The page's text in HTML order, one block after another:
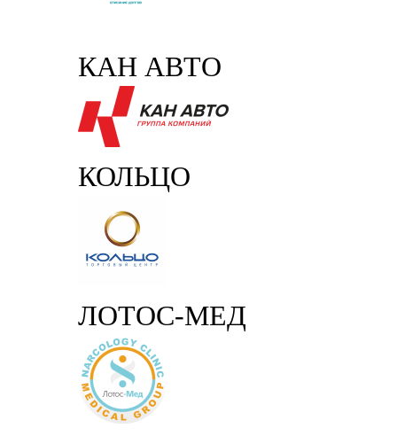
КАН АВТО
КОЛЬЦО
ЛОТОС-МЕД